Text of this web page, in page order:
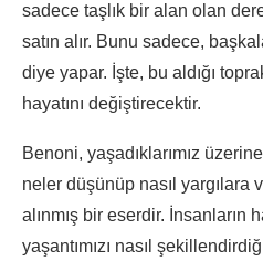
sadece taşlık bir alan olan
satın alır. Bunu sadece,
diye yapar. İşte, bu aldığı
hayatını değiştirecektir.
Benoni, yaşadıklarımız
neler düşünüp nasıl yargılara
alınmış bir eserdir. İnsanların
yaşantımızı nasıl